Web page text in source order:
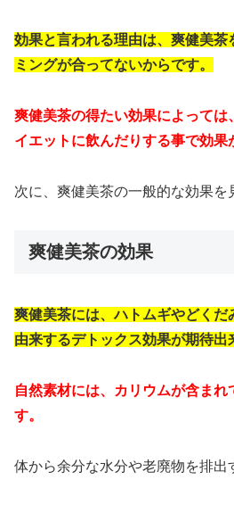
効果と言われる理由は、爽健美茶
ミングが合ってないからです。
爽健美茶の得たい効果によっては
イエットに飲んだりする事で効果
次に、爽健美茶の一般的な効果を
爽健美茶の効果
爽健美茶には、ハトムギやどくだ
由来するデトックス効果が期待出
自然素材には、カリウムが含まれ
す。
体から余分な水分や老廃物を排出